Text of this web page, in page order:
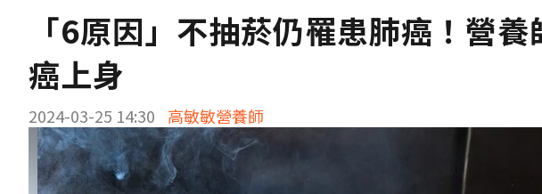
「6原因」不抽菸仍罹患肺癌！營
癌上身
2024-03-25 14:30 高敏敏營養師